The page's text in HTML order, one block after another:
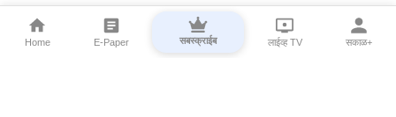
Home E-Paper सबस्क्राईब लाईव्ह TV सकाळ+